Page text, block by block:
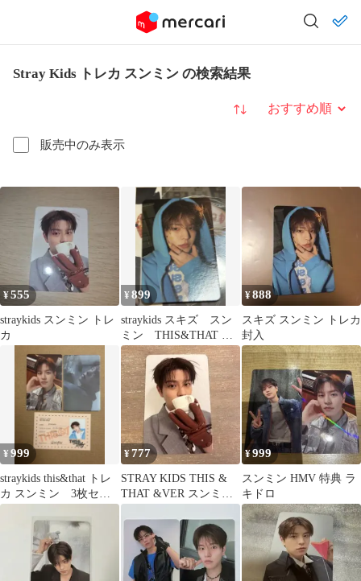
Stray Kids トレカ スンミン の検索結果
販売中のみ表示
並び替え
¥555
straykids スンミン トレ
カ
¥899
straykids スキズ スン
ミン THIS&THAT ＆
ver トレカ ①
¥888
スキズ スンミン トレカ
封入
¥999
straykids this&that トレ
カ スンミン 3枚セッ
ト
¥777
STRAY KIDS THIS &
THAT &VER スンミ
¥999
スンミン HMV 特典 ラ
キドロ